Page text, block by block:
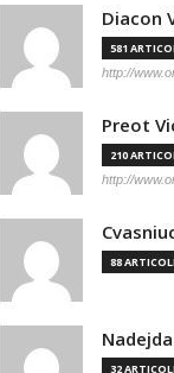
Diacon
581
http://
Preot
210
http://
88
32